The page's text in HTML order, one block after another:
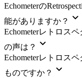
Echometerの
能がありますか？
Echometerレトロス
の声は？
Echometerレトロス
ものですか？